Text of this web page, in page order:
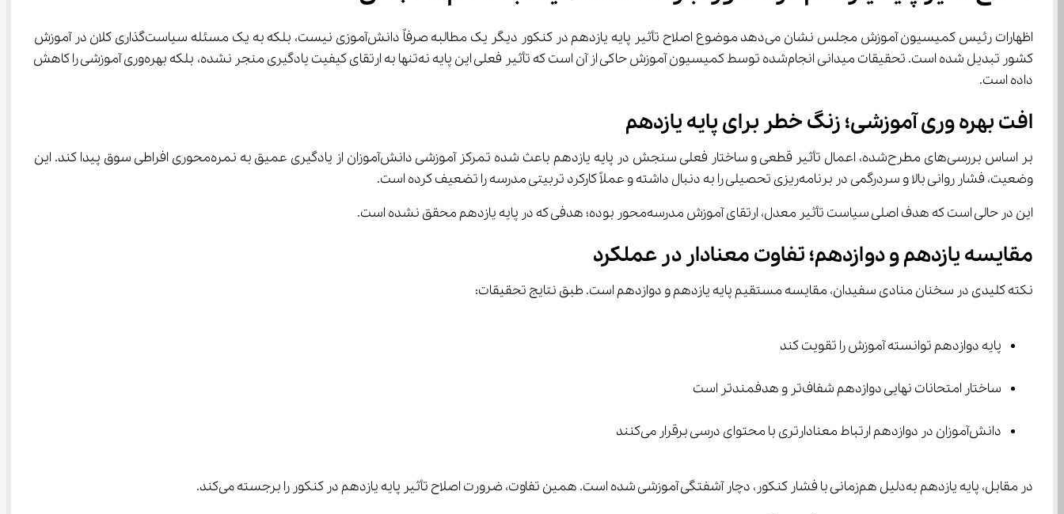
اظهارات رئیس کمیسیون آموزش مجلس نشان می‌دهد موضوع اصلاح تأثیر پایه یازدهم در کنکور دیگر یک مطالبه صرفاً دانش‌آموزی نیست، بلکه به یک مسئله سیاست‌گذاری کلان در آموزش
کشور تبدیل شده است. تحقیقات میدانی انجام‌شده توسط کمیسیون آموزش حاکی از آن است که تأثیر فعلی این پایه نه‌تنها به ارتقای کیفیت یادگیری منجر نشده، بلکه بهره‌وری آموزشی را کاهش
داده است.
افت بهره‌ وری آموزشی؛ زنگ خطر برای پایه یازدهم
بر اساس بررسی‌های مطرح‌شده، اعمال تأثیر قطعی و ساختار فعلی سنجش در پایه یازدهم باعث شده تمرکز آموزشی دانش‌آموزان از یادگیری عمیق به نمره‌محوری افراطی سوق پیدا کند. این
وضعیت، فشار روانی بالا و سردرگمی در برنامه‌ریزی تحصیلی را به دنبال داشته و عملاً کارکرد تربیتی مدرسه را تضعیف کرده است.
این در حالی است که هدف اصلی سیاست تأثیر معدل، ارتقای آموزش مدرسه‌محور بوده؛ هدفی که در پایه یازدهم محقق نشده است.
مقایسه یازدهم و دوازدهم؛ تفاوت معنادار در عملکرد
نکته کلیدی در سخنان منادی سفیدان، مقایسه مستقیم پایه یازدهم و دوازدهم است. طبق نتایج تحقیقات:
پایه دوازدهم توانسته آموزش را تقویت کند
ساختار امتحانات نهایی دوازدهم شفاف‌تر و هدفمندتر است
دانش‌آموزان در دوازدهم ارتباط معنادارتری با محتوای درسی برقرار می‌کنند
در مقابل، پایه یازدهم به‌دلیل هم‌زمانی با فشار کنکور، دچار آشفتگی آموزشی شده است. همین تفاوت، ضرورت اصلاح تأثیر پایه یازدهم در کنکور را برجسته می‌کند.